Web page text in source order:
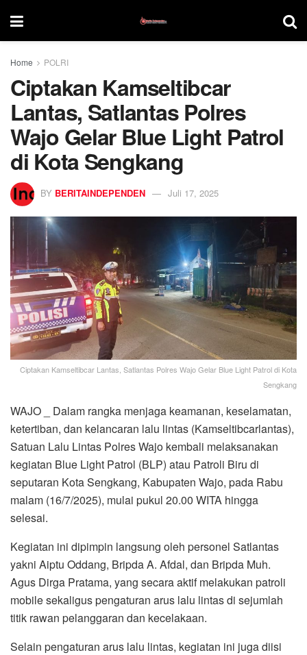
Home POLRI
Ciptakan Kamseltibcar
Lantas, Satlantas Polres
Wajo Gelar Blue Light Patrol
di Kota Sengkang
BY BERITAINDEPENDEN Juli 17, 2025
Ciptakan Kamseltibcar Lantas, Satlantas Polres Wajo Gelar Blue Light Patrol di Kota
Sengkang
WAJO _ Dalam rangka menjaga keamanan, keselamatan,
ketertiban, dan kelancaran lalu lintas (Kamseltibcarlantas),
Satuan Lalu Lintas Polres Wajo kembali melaksanakan
kegiatan Blue Light Patrol (BLP) atau Patroli Biru di
seputaran Kota Sengkang, Kabupaten Wajo, pada Rabu
malam (16/7/2025), mulai pukul 20.00 WITA hingga
selesai.
Kegiatan ini dipimpin langsung oleh personel Satlantas
yakni Aiptu Oddang, Bripda A. Afdal, dan Bripda Muh.
Agus Dirga Pratama, yang secara aktif melakukan patroli
mobile sekaligus pengaturan arus lalu lintas di sejumlah
titik rawan pelanggaran dan kecelakaan.
Selain pengaturan arus lalu lintas, kegiatan ini juga diisi